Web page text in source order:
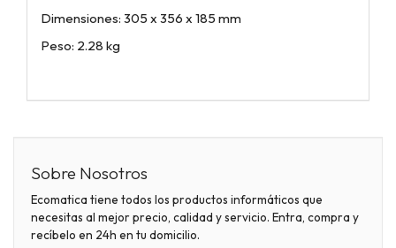
Dimensiones: 305 x 356 x 185 mm
Peso: 2.28 kg
Sobre Nosotros
Ecomatica tiene todos los productos informáticos que
necesitas al mejor precio, calidad y servicio. Entra, compra y
recíbelo en 24h en tu domicilio.